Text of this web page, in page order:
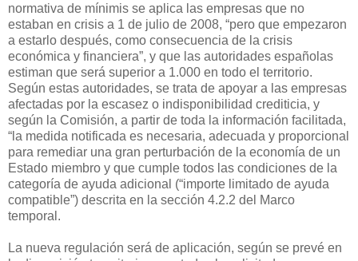
normativa de mínimis se aplica las empresas que no
estaban en crisis a 1 de julio de 2008, “pero que empezaron
a estarlo después, como consecuencia de la crisis
económica y financiera”, y que las autoridades españolas
estiman que será superior a 1.000 en todo el territorio.
Según estas autoridades, se trata de apoyar a las empresas
afectadas por la escasez o indisponibilidad crediticia, y
según la Comisión, a partir de toda la información facilitada,
“la medida notificada es necesaria, adecuada y proporcional
para remediar una gran perturbación de la economía de un
Estado miembro y que cumple todos las condiciones de la
categoría de ayuda adicional (“importe limitado de ayuda
compatible”) descrita en la sección 4.2.2 del Marco
temporal.
La nueva regulación será de aplicación, según se prevé en